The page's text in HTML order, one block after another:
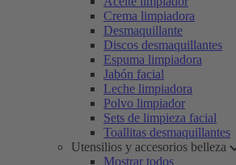
Crema limpiadora
Desmaquillante
Discos desmaquillantes
Espuma limpiadora
Jabón facial
Leche limpiadora
Polvo limpiador
Sets de limpieza facial
Toallitas desmaquillantes
Utensilios y accesorios belleza
Mostrar todos